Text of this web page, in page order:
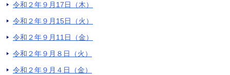
令和２年９月17日（木）
令和２年９月15日（火）
令和２年９月11日（金）
令和２年９月８日（火）
令和２年９月４日（金）